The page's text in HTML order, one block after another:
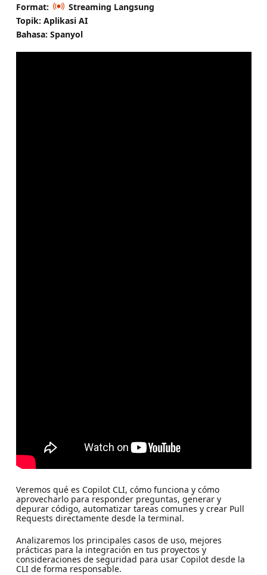
Format:
Streaming Langsung
Topik: Aplikasi AI
Bahasa: Spanyol
Veremos qué es Copilot CLI, cómo funciona y cómo
aprovecharlo para responder preguntas, generar y
depurar código, automatizar tareas comunes y crear Pull
Requests directamente desde la terminal.
Analizaremos los principales casos de uso, mejores
prácticas para la integración en tus proyectos y
consideraciones de seguridad para usar Copilot desde la
CLI de forma responsable.